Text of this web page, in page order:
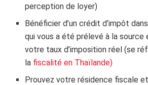
perception de loyer)
Bénéficier d’un crédit d’impôt
qui vous a été prélevé à la source
votre taux d’imposition réel (se
la fiscalité en Thaïlande)
Prouvez votre résidence fiscale